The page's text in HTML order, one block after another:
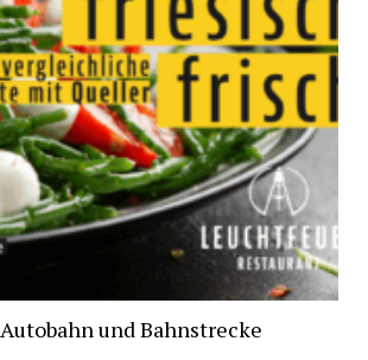
und Bahnstrecke